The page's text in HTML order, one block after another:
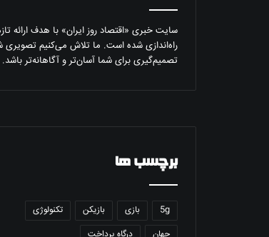
سایت خبری «اقتصاد روز ایران» با هدف ارائه
راه‌اندازی شده است. ما تلاش می‌کنیم تصویری
تصمیم‌گیری برای شما آسان‌تر و آگاهانه‌تر باشد.
برچسب ها
5g بازی بازیکن
تکنولوژی